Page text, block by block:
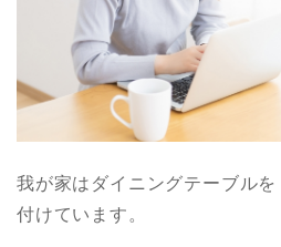
我が家はダイニングテーブル
付けています。